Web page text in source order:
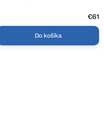
biela lesklá, REA-U3610
€61
Do košíka